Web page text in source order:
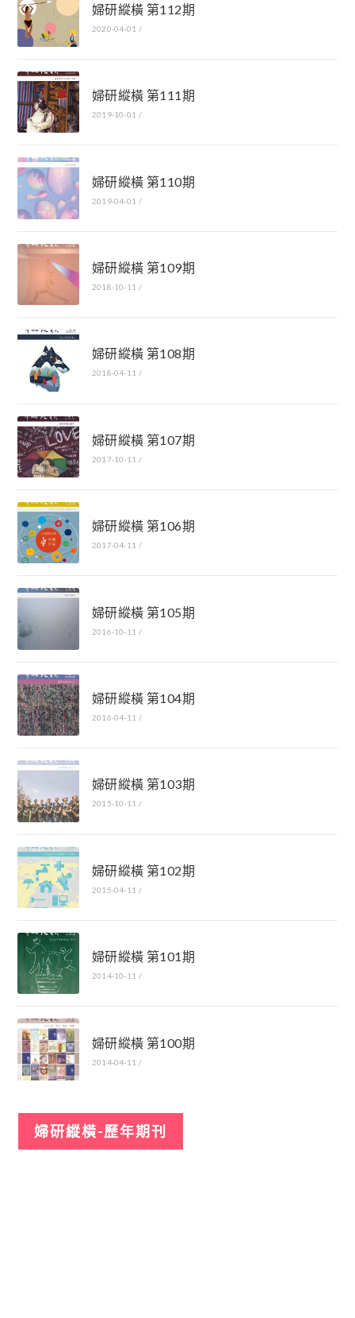
婦研縱橫 第112期
2020-04-01 /
婦研縱橫 第111期
2019-10-01 /
婦研縱橫 第110期
2019-04-01 /
婦研縱橫 第109期
2018-10-11 /
婦研縱橫 第108期
2018-04-11 /
婦研縱橫 第107期
2017-10-11 /
婦研縱橫 第106期
2017-04-11 /
婦研縱橫 第105期
2016-10-11 /
婦研縱橫 第104期
2016-04-11 /
婦研縱橫 第103期
2015-10-11 /
婦研縱橫 第102期
2015-04-11 /
婦研縱橫 第101期
2014-10-11 /
婦研縱橫 第100期
2014-04-11 /
婦研縱橫-歷年期刊